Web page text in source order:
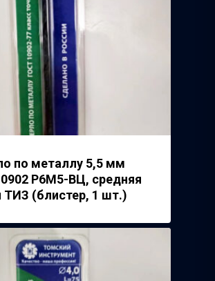
по металлу 5,5 мм
Р6М5-ВЦ, средняя
ТИЗ (блистер, 1 шт.)